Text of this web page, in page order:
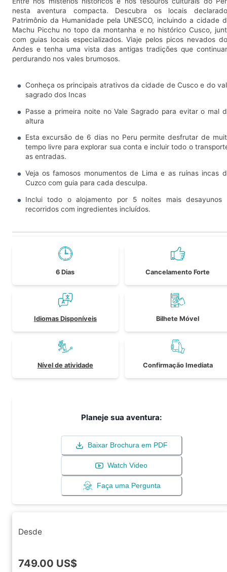
nesta aventura compacta. Descubra os locais
Patrimônio da Humanidade pela UNESCO, incluindo a cidade
Machu Picchu no topo da montanha e no histórico Cusco,
com guias locais especializados. Viaje pelos picos nevados
Andes e tenha uma vista das antigas tradições que
perdurando nos vales brumosos.
Conheça os principais atrativos da cidade de Cusco e do
sagrado dos Incas
Passe a primeira noite no Vale Sagrado para evitar o mal
altura
Esta excursão de 6 dias no Peru permite desfrutar de
tempo livre para explorar sua conta e incluir todo o
as entradas.
Veja os famosos monumentos de Lima e as ruínas incas
Cuzco com guia para cada desculpa.
Inclui todo o alojamento por 5 noites mais desayunos
recorridos com ingredientes incluídos.
6 Dias Cancelamento Forte
Idiomas Disponíveis Bilhete Móvel
Nível de atividade Confirmação Imediata
Planeje sua aventura:
Baixar Brochura em PDF
Watch Video
Faça uma Pergunta
Desde
749.00 US$